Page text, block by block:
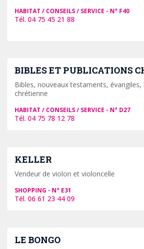
HABITAT / CONSEILS / SERVICE F40
04 75 45 21 88
BIBLES ET PUBLICATIONS
Bibles, nouveaux testaments,
chrétienne
HABITAT / CONSEILS / SERVICE D27
04 75 78 12 78
KELLER
Vendeur de violon et violoncelle
SHOPPING E31
06 61 23 44 09
LE BONGO